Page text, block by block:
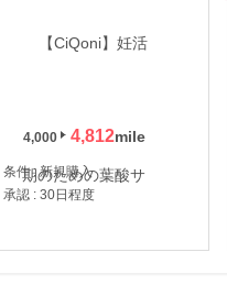
4,000 4,812
条件 : 新規購入
承認 : 30日程度